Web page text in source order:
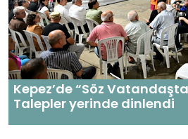
Kepez’de “Söz
Talepler yerinde dinlendi